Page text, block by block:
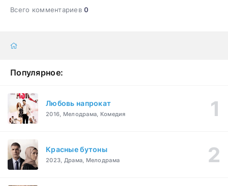
Всего комментариев0
Популярное:
Любовь напрокат
2016, Мелодрама, Комедия
Красные бутоны
2023, Драма, Мелодрама